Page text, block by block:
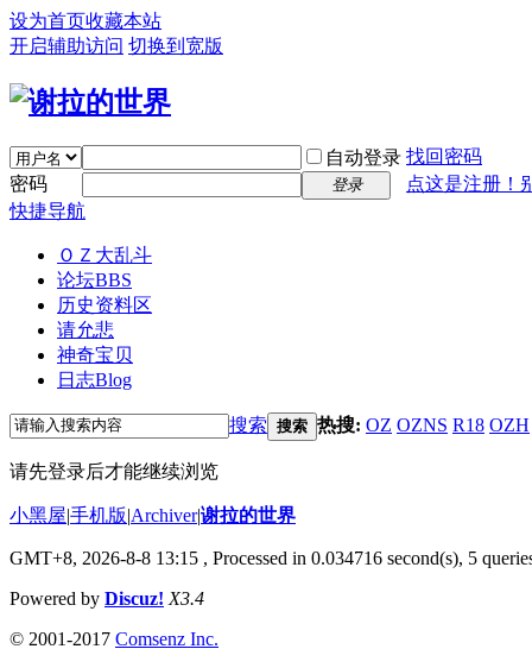
设为首页收藏本站
开启辅助访问 切换到宽版
自动登录 找回密码
密码
登录
点这是注册！
快捷导航
ＯＺ大乱斗
论坛BBS
历史资料区
请允悲
神奇宝贝
日志Blog
搜索 搜索 热搜: OZ OZNS R18 OZH
请先登录后才能继续浏览
小黑屋|手机版|Archiver|谢拉的世界
GMT+8, 2026-8-8 13:15 , Processed in 0.034716 second(s), 5
Powered by Discuz! X3.4
© 2001-2017 Comsenz Inc.